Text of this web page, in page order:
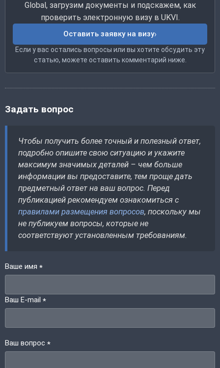
Global, загрузим документы и подскажем, как
проверить электронную визу в UKVI.
Оставить заявку на визу
Если у вас остались вопросы или вы хотите обсудить эту
статью, можете оставить комментарий ниже.
Задать вопрос
Чтобы получить более точный и полезный ответ,
подробно опишите свою ситуацию и укажите
максимум значимых деталей – чем больше
информации вы предоставите, тем проще дать
предметный ответ на ваш вопрос. Перед
публикацией рекомендуем ознакомиться с
правилами размещения вопросов, поскольку мы
не публикуем вопросы, которые не
соответствуют установленным требованиям.
Ваше имя *
Ваш E-mail *
Ваш вопрос *